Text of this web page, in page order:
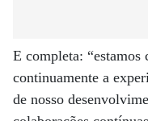
E completa:
continuamente a
de nosso